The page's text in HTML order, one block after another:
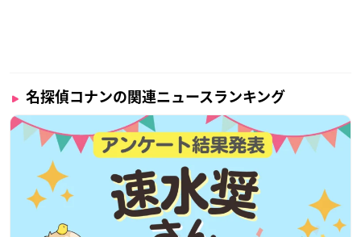
名探偵コナンの関連ニュースランキング